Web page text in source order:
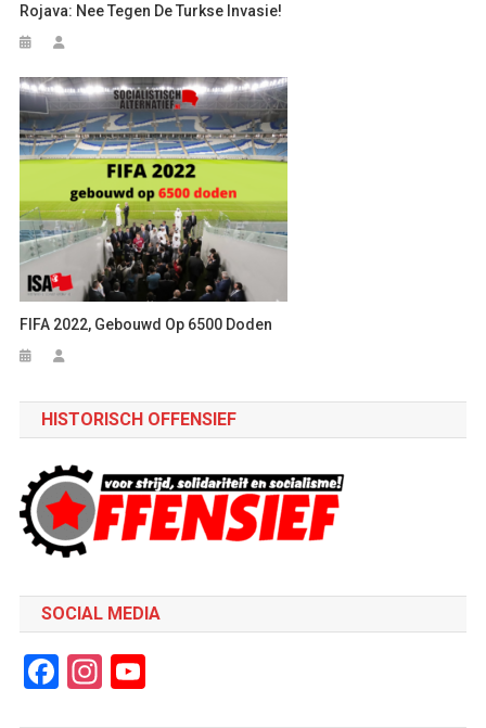
Rojava: Nee Tegen De Turkse Invasie!
FIFA 2022, Gebouwd Op 6500 Doden
HISTORISCH OFFENSIEF
SOCIAL MEDIA
Facebook
Instagram
YouTube